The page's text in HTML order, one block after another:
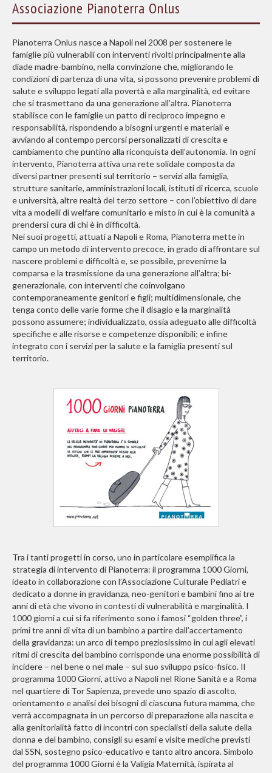
Associazione Pianoterra Onlus
Pianoterra Onlus nasce a Napoli nel 2008 per sostenere le
famiglie più vulnerabili con interventi rivolti principalmente alla
diade madre-bambino, nella convinzione che, migliorando le
condizioni di partenza di una vita, si possono prevenire problemi di
salute e sviluppo legati alla povertà e alla marginalità, ed evitare
che si trasmettano da una generazione all’altra. Pianoterra
stabilisce con le famiglie un patto di reciproco impegno e
responsabilità, rispondendo a bisogni urgenti e materiali e
avviando al contempo percorsi personalizzati di crescita e
cambiamento che puntino alla riconquista dell’autonomia. In ogni
intervento, Pianoterra attiva una rete solidale composta da
diversi partner presenti sul territorio – servizi alla famiglia,
strutture sanitarie, amministrazioni locali, istituti di ricerca, scuole
e università, altre realtà del terzo settore – con l’obiettivo di dare
vita a modelli di welfare comunitario e misto in cui è la comunità a
prendersi cura di chi è in difficoltà.
Nei suoi progetti, attuati a Napoli e Roma, Pianoterra mette in
campo un metodo di intervento precoce, in grado di affrontare sul
nascere problemi e difficoltà e, se possibile, prevenirne la
comparsa e la trasmissione da una generazione all’altra; bi-
generazionale, con interventi che coinvolgano
contemporaneamente genitori e figli; multidimensionale, che
tenga conto delle varie forme che il disagio e la marginalità
possono assumere; individualizzato, ossia adeguato alle difficoltà
specifiche e alle risorse e competenze disponibili; e infine
integrato con i servizi per la salute e la famiglia presenti sul
territorio.
Tra i tanti progetti in corso, uno in particolare esemplifica la
strategia di intervento di Pianoterra: il programma 1000 Giorni,
ideato in collaborazione con l’Associazione Culturale Pediatri e
dedicato a donne in gravidanza, neo-genitori e bambini fino ai tre
anni di età che vivono in contesti di vulnerabilità e marginalità. I
1000 giorni a cui si fa riferimento sono i famosi “golden three”, i
primi tre anni di vita di un bambino a partire dall’accertamento
della gravidanza: un arco di tempo preziosissimo in cui agli elevati
ritmi di crescita del bambino corrisponde una enorme possibilità di
incidere – nel bene o nel male – sul suo sviluppo psico-fisico. Il
programma 1000 Giorni, attivo a Napoli nel Rione Sanità e a Roma
nel quartiere di Tor Sapienza, prevede uno spazio di ascolto,
orientamento e analisi dei bisogni di ciascuna futura mamma, che
verrà accompagnata in un percorso di preparazione alla nascita e
alla genitorialità fatto di incontri con specialisti della salute della
donna e del bambino, consigli su esami e visite mediche previsti
dal SSN, sostegno psico-educativo e tanto altro ancora. Simbolo
del programma 1000 Giorni è la Valigia Maternità, ispirata al